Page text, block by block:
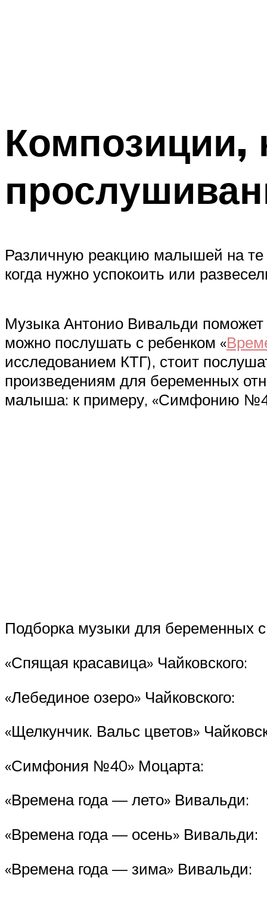
Композиции,
Различную реакцию малышей на те
когда нужно успокоить или
Музыка Антонио Вивальди поможет
можно послушать с ребенком «
исследованием КТГ), стоит
произведениям для беременных
малыша: к примеру, «Симфонию
Подборка музыки для беременных
«Спящая красавица» Чайковского:
«Лебединое озеро» Чайковского:
«Щелкунчик. Вальс цветов»
«Симфония №40» Моцарта:
«Времена года — лето» Вивальди:
«Времена года — осень» Вивальди:
«Времена года — зима» Вивальди: